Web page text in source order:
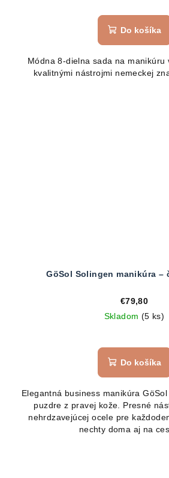
produktu
z
5
Do košíka
Módna 8-dielna sada na manikúru
kvalitnými nástrojmi nemeckej
GöSol Solingen manikúra –
€79,80
Skladom (5 ks)
Do košíka
Elegantná business manikúra
puzdre z pravej kože. Presné
nehrdzavejúcej ocele pre
nechty doma aj na